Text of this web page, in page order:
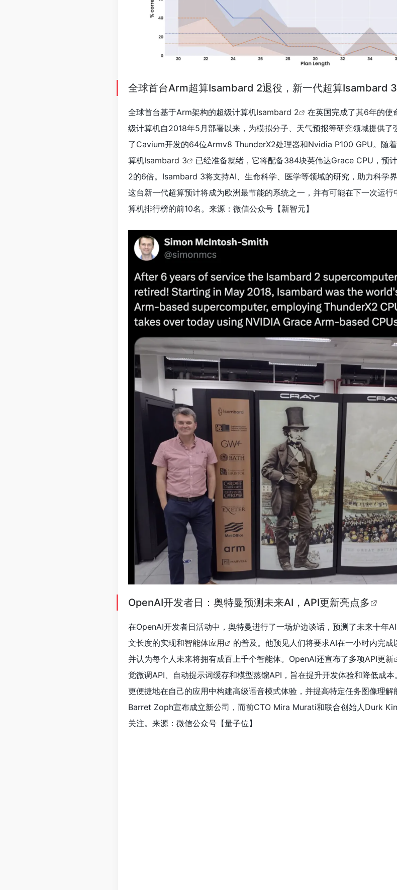
全球首台Arm超算Isambard 2退役，新一代超算Isambard
全球首台基于Arm架构的超级计算机Isambard 2
在英国完成了其6年的使
级计算机自2018年5月部署以来，为模拟分子、天气预报等研究领域提供
了Cavium开发的64位Armv8 ThunderX2处理器和Nvidia P100 GPU。随
算机Isambard 3
已经准备就绪，它将配备384块英伟达Grace CPU，预
2的6倍。Isambard 3将支持AI、生命科学、医学等领域的研究，助力科学界
这台新一代超算预计将成为欧洲最节能的系统之一，并有可能在下一次运
算机排行榜的前10名。来源：微信公众号【新智元】
OpenAI开发者日：奥特曼预测未来AI，API更新亮点多
在OpenAI开发者日活动中，奥特曼进行了一场炉边谈话，预测了未来十年
文长度的实现和智能体应用
的普及。他预见人们将要求AI在一小时内完成
并认为每个人未来将拥有成百上千个智能体。OpenAI还宣布了多项API更新
觉微调API、自动提示词缓存和模型蒸馏API，旨在提升开发体验和降低成
更便捷地在自己的应用中构建高级语音模式体验，并提高特定任务图像理
Barret Zoph宣布成立新公司，而前CTO Mira Murati和联合创始人Durk
关注。来源：微信公众号【量子位】